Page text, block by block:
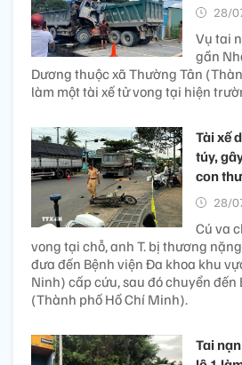
28/
Vụ tai
gần
Dương thuộc xã Thường Tân
làm một tài xế tử vong tại hiện
Tài xế
túy,
con
28/
Cú va
vong tại chỗ, anh T. bị thương
đưa đến Bệnh viện Đa khoa khu
Ninh) cấp cứu, sau đó chuyển đến
(Thành phố Hồ Chí Minh).
Tai